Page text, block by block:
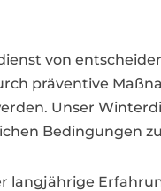
von
präventive
Unser
Bedingungen
langjährige